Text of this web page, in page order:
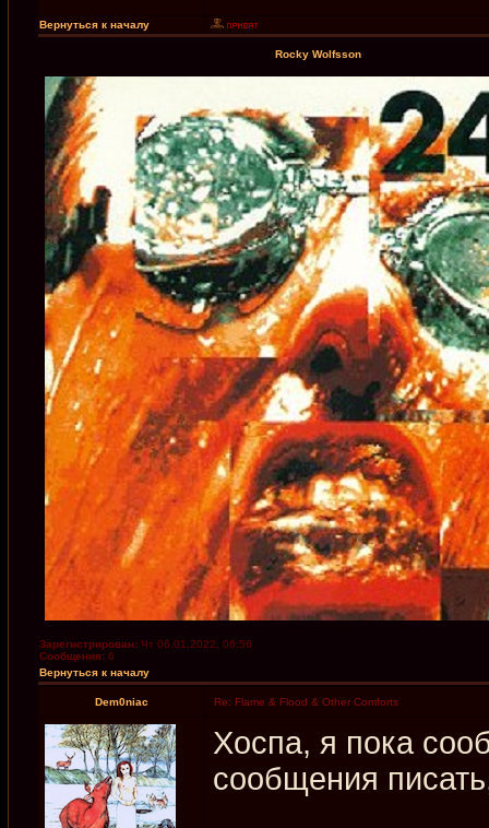
Вернуться к началу
Rocky Wolfsson
Зарегистрирован: Чт 06.01.2022, 06:56
Сообщения: 6
Вернуться к началу
Dem0niac Re: Flame & Flood & Other Comforts
Хоспа, я пока
сообщения